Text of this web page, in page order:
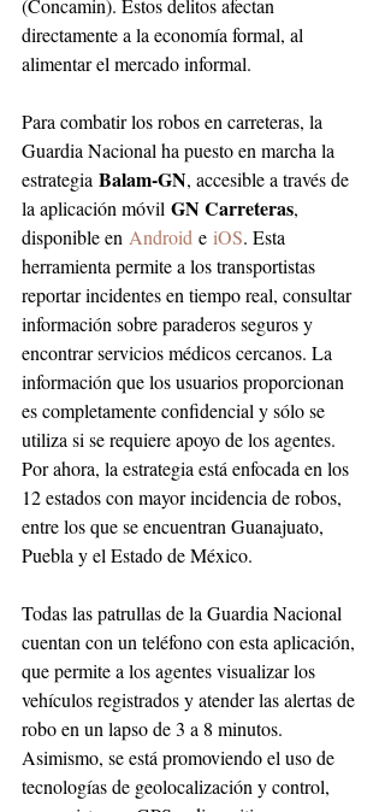
(Concamin). Estos delitos afectan
directamente a la economía formal, al
alimentar el mercado informal.
Para combatir los robos en carreteras, la
Guardia Nacional ha puesto en marcha la
estrategia Balam-GN, accesible a través de
la aplicación móvil GN Carreteras,
disponible en Android e iOS. Esta
herramienta permite a los transportistas
reportar incidentes en tiempo real, consultar
información sobre paraderos seguros y
encontrar servicios médicos cercanos. La
información que los usuarios proporcionan
es completamente confidencial y sólo se
utiliza si se requiere apoyo de los agentes.
Por ahora, la estrategia está enfocada en los
12 estados con mayor incidencia de robos,
entre los que se encuentran Guanajuato,
Puebla y el Estado de México.
Todas las patrullas de la Guardia Nacional
cuentan con un teléfono con esta aplicación,
que permite a los agentes visualizar los
vehículos registrados y atender las alertas de
robo en un lapso de 3 a 8 minutos.
Asimismo, se está promoviendo el uso de
tecnologías de geolocalización y control,